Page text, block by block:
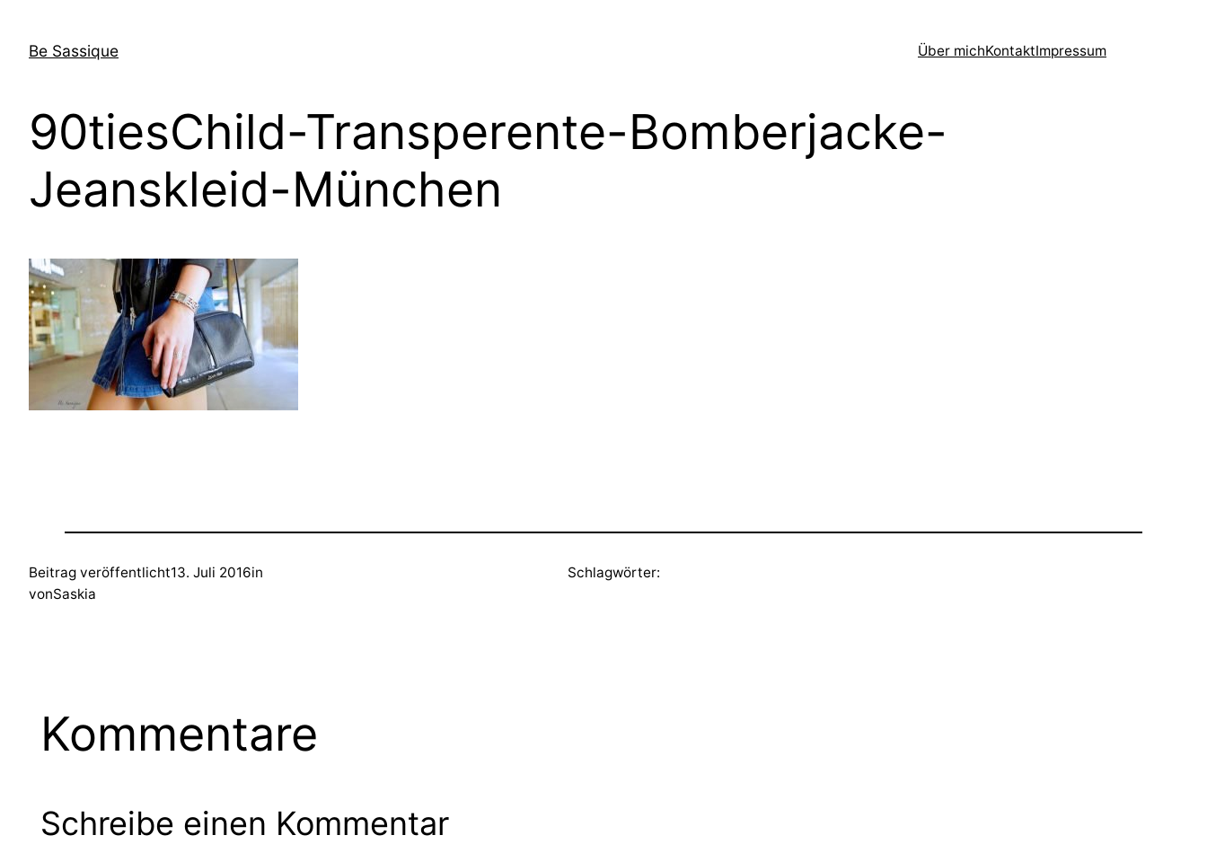
InhaltBe Sassique Über michKontaktImpressum
90tiesChild-Transperente-Bomberjacke-
Jeanskleid-München
Beitrag veröffentlicht13. Juli 2016in
vonSaskia
Schlagwörter:
Kommentare
Schreibe einen Kommentar